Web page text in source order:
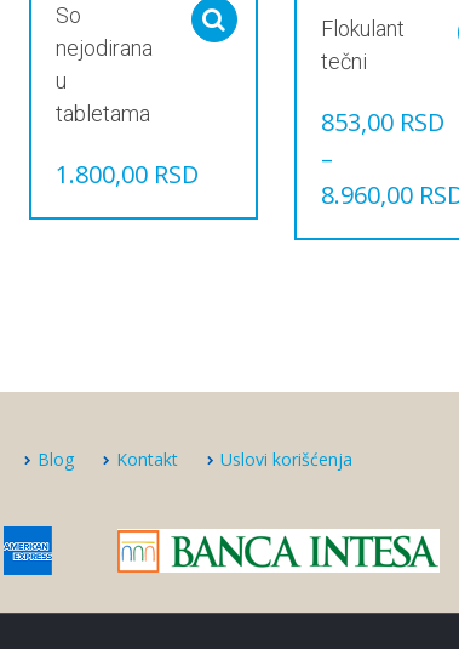
So
nejodirana
u
tabletama
1.800,00 RSD
Select options
Flokulant
tečni
853,00 RSD
–
8.960,00
на
Blog Kontakt Uslovi korišćenja